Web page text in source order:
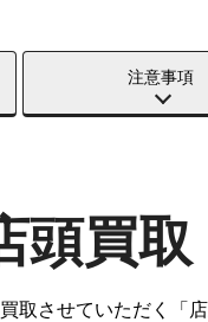
注意事項
頭買
取させていただく「店